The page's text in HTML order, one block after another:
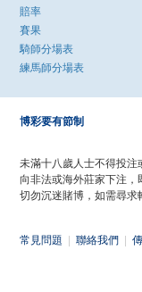
賠率
賽果
騎師分場表
練馬師分場表
博彩要有節制
未滿十八歲人士不得投注
向非法或海外莊家下注，
切勿沉迷賭博，如需尋求
常見問題 聯絡我們